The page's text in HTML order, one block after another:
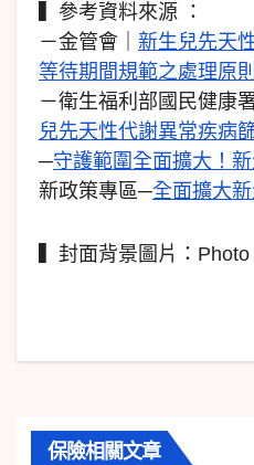
▍參考資料來源 ：
－金管會｜ 新生兒先天
等待期間規範之處理原則
－衛生福利部國民健康
兒先天性代謝異常疾病
─守護範圍全面擴大！
新政策專區─全面擴大
▍封面背景圖片：
保險相關文章